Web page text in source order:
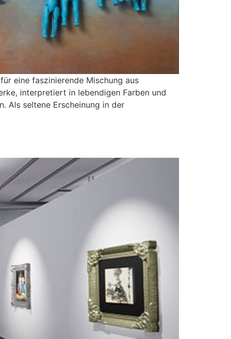
eine faszinierende Mischung aus
interpretiert in lebendigen Farben und
Als seltene Erscheinung in der